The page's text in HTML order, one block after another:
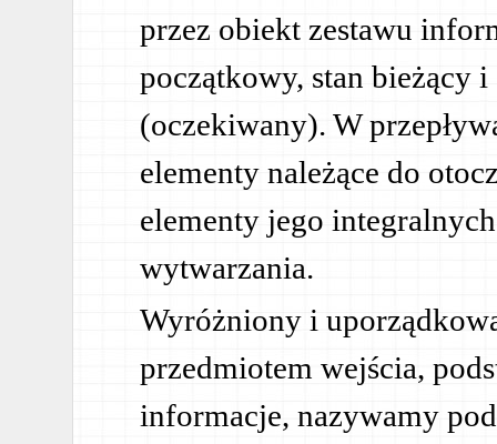
przez obiekt zestawu
początkowy, stan bieżący
(oczekiwany). W
elementy należące do
elementy jego
wytwarzania.
Wyróżniony i
przedmiotem wejścia,
informacje, nazywamy